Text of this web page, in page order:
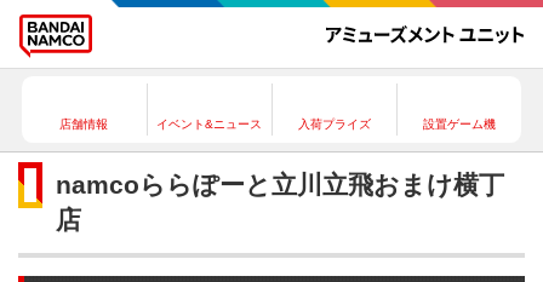
店舗情報 イベント&ニュース 入荷プライズ 設置ゲーム機
namcoららぽーと立川立飛おまけ横丁
店